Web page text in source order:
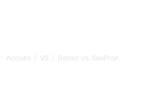
Accueil / VS / Relixir vs SeoProAI